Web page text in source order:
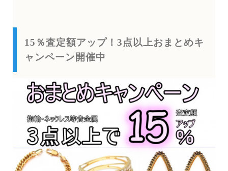
15％査定額アップ！3点以上おまとめキ
ャンペーン開催中